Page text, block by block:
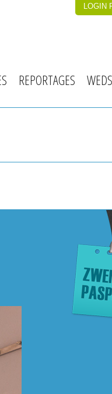
LOGIN
REPORTAGES